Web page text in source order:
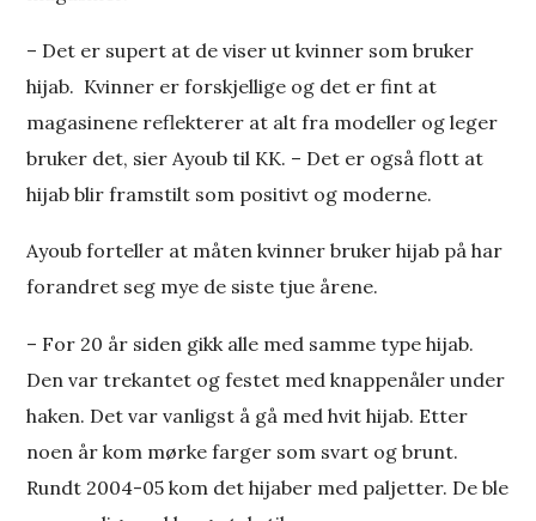
– Det er supert at de viser ut kvinner som bruker
hijab. Kvinner er forskjellige og det er fint at
magasinene reflekterer at alt fra modeller og leger
bruker det, sier Ayoub til KK. – Det er også flott at
hijab blir framstilt som positivt og moderne.
Ayoub forteller at måten kvinner bruker hijab på har
forandret seg mye de siste tjue årene.
– For 20 år siden gikk alle med samme type hijab.
Den var trekantet og festet med knappenåler under
haken. Det var vanligst å gå med hvit hijab. Etter
noen år kom mørke farger som svart og brunt.
Rundt 2004-05 kom det hijaber med paljetter. De ble